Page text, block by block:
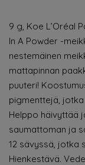
9 g, Koe L’Oréal
In A Powder -
nestemäinen
mattapinnan
puuteri!
pigmenttejä,
Helppo häivyttää
saumattoman ja
12 sävyssä, jotka
Hienkestävä.